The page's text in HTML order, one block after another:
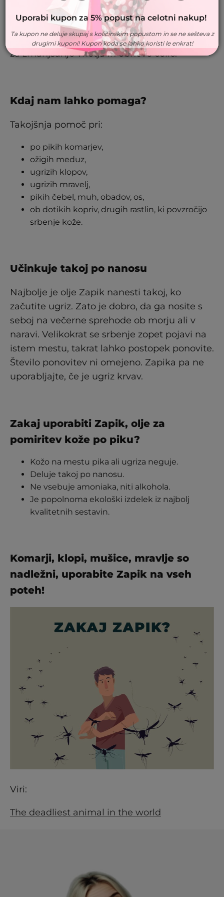
antibakterijsko. Lajšajo tudi srbenje, kar je
bistveno pri pikih! Na mestu ugriza, se
torej takoj začne intenziven proces
za zmanjšanje vnetja in obnove celic.
Kdaj nam lahko pomaga?
Takojšnja pomoč pri:
po pikih komarjev,
ožigih meduz,
ugrizih klopov,
ugrizih mravelj,
pikih čebel, muh, obadov, os,
ob dotikih kopriv, drugih rastlin, ki povzročijo
srbenje kože.
Učinkuje takoj po nanosu
Najbolje je olje Zapik nanesti takoj, ko
začutite ugriz. Zato je dobro, da ga nosite s
seboj na večerne sprehode ob morju ali v
naravi. Velikokrat se srbenje zopet pojavi na
istem mestu, takrat lahko postopek ponovite.
Število ponovitev ni omejeno. Zapika pa ne
uporabljajte, če je ugriz krvav.
Zakaj uporabiti Zapik, olje za
pomiritev kože po piku?
Kožo na mestu pika ali ugriza neguje.
Deluje takoj po nanosu.
Ne vsebuje amoniaka, niti alkohola.
Je popolnoma ekološki izdelek iz najbolj
kvalitetnih sestavin.
Komarji, klopi, mušice, mravlje so
nadležni, uporabite Zapik na vseh
poteh!
Viri:
The deadliest animal in the world
Uporabi kupon za 5% popust na celotni nakup!
Ta kupon ne deluje skupaj s količinskim popustom in se ne sešteva z
drugimi kuponi! Kupon koda se lahko koristi le enkrat!